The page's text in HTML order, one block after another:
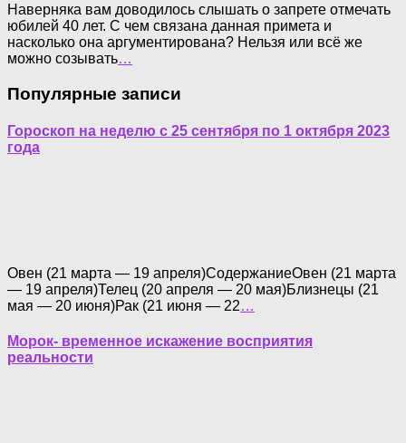
Наверняка вам доводилось слышать о запрете отмечать
юбилей 40 лет. С чем связана данная примета и
насколько она аргументирована? Нельзя или всё же
можно созывать…
Популярные записи
Гороскоп на неделю с 25 сентября по 1 октября 2023
года
Овен (21 марта — 19 апреля)СодержаниеОвен (21 марта
— 19 апреля)Телец (20 апреля — 20 мая)Близнецы (21
мая — 20 июня)Рак (21 июня — 22…
Морок- временное искажение восприятия
реальности